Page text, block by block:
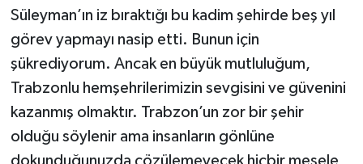
Süleyman’ın iz bıraktığı bu kadim şehirde beş yıl
görev yapmayı nasip etti. Bunun için
şükrediyorum. Ancak en büyük mutluluğum,
Trabzonlu hemşehrilerimizin sevgisini ve güvenini
kazanmış olmaktır. Trabzon’un zor bir şehir
olduğu söylenir ama insanların gönlüne
dokunduğunuzda çözülemeyecek hiçbir mesele